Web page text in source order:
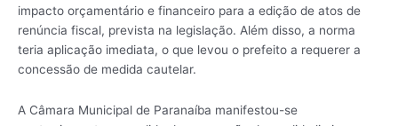
impacto orçamentário e financeiro para a edição de atos de
renúncia fiscal, prevista na legislação. Além disso, a norma
teria aplicação imediata, o que levou o prefeito a requerer a
concessão de medida cautelar.
A Câmara Municipal de Paranaíba manifestou-se